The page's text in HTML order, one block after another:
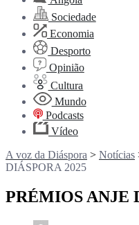
Sociedade
Economia
Desporto
Opinião
Cultura
Mundo
Podcasts
Vídeo
A voz da Diáspora > Notícias
DIÁSPORA 2025
PRÉMIOS ANJE